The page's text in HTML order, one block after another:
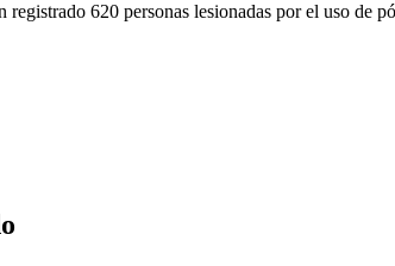
registrado 620 personas lesionadas por el uso de